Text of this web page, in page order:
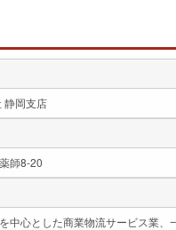
静岡支店
師8-20
中心とした商業物流サービス業、